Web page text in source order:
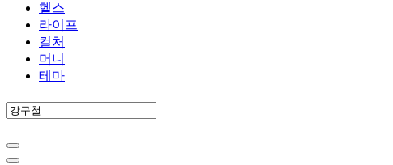
헬스
라이프
컬처
머니
테마